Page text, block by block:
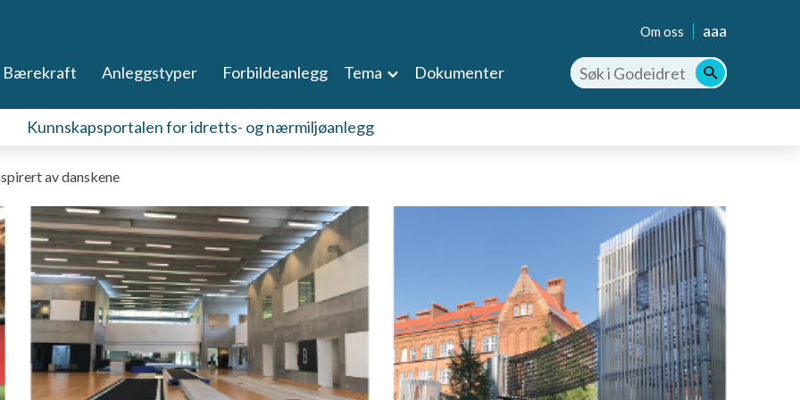
Om oss aaa
Bærekraft Anleggstyper Forbildeanlegg Tema Dokumenter
Kunnskapsportalen for idretts- og nærmiljøanlegg
av danskene